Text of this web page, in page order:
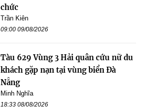
chức
Trần Kiên
09:00 09/08/2026
Tàu 629 Vùng 3 Hải quân cứu nữ du
khách gặp nạn tại vùng biển Đà
Nẵng
Minh Nghĩa
18:33 08/08/2026